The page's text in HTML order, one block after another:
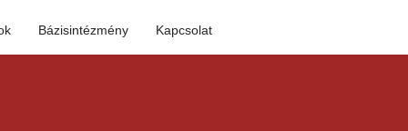
Bázisintézmény Kapcsolat